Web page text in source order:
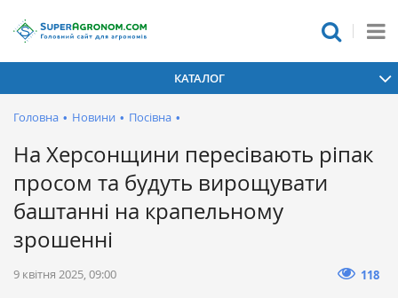
КАТАЛОГ
Головна • Новини • Посівна •
На Херсонщини пересівають ріпак
просом та будуть вирощувати
баштанні на крапельному
зрошенні
9 квітня 2025, 09:00 118